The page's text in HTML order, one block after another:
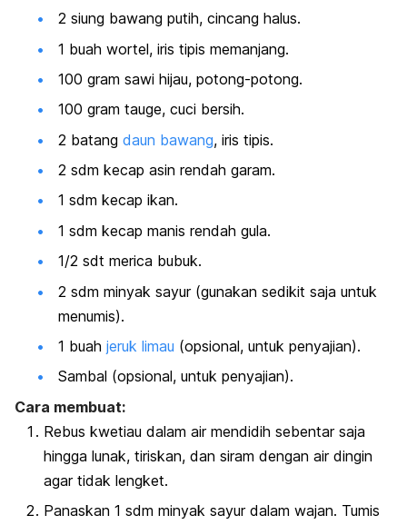
2 siung bawang putih, cincang halus.
1 buah wortel, iris tipis memanjang.
100 gram sawi hijau, potong-potong.
100 gram tauge, cuci bersih.
2 batang daun bawang, iris tipis.
2 sdm kecap asin rendah garam.
1 sdm kecap ikan.
1 sdm kecap manis rendah gula.
1/2 sdt merica bubuk.
2 sdm minyak sayur (gunakan sedikit saja untuk
menumis).
1 buah jeruk limau (opsional, untuk penyajian).
Sambal (opsional, untuk penyajian).
Cara membuat:
Rebus kwetiau dalam air mendidih sebentar saja
hingga lunak, tiriskan, dan siram dengan air dingin
agar tidak lengket.
Panaskan 1 sdm minyak sayur dalam wajan. Tumis